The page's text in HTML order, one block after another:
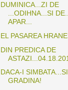
DUMINICA...ZI DE
...ODIHNA...SI
APAR...
EL PASAREA
DIN PREDICA DE
DACA-I
GRADINA!